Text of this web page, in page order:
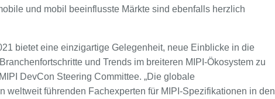
und mobil beeinflusste Märkte sind ebenfalls herzlich
bietet eine einzigartige Gelegenheit, neue Einblicke in die
und Trends im breiteren MIPI-Ökosystem zu
DevCon Steering Committee. „Die globale
weltweit führenden Fachexperten für MIPI-Spezifikationen in den